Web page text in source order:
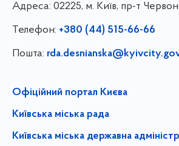
Адреса: 02225, м. Київ, пр-т
Телефон: +380 (44) 515-66-66
Пошта:
Офіційний портал Києва
Київська міська рада
Київська міська державна